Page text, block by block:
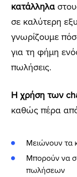
κατάλληλα
σε καλύτερη
γνωρίζουμε
για τη φήμη
πωλήσεις.
Η χρήση των
καθώς πέρα
Μειώνουν τα
Μπορούν να
πωλήσεων